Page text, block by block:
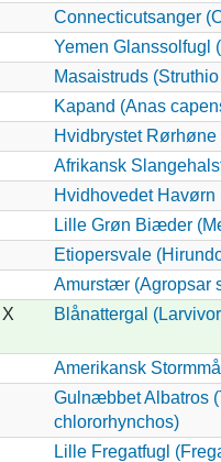
Connecticutsanger
Yemen Glanssolfugl
Masaistruds
Kapand (Anas
Hvidbrystet
Afrikansk
Hvidhovedet
Lille Grøn Biæder
Etiopersvale
Amurstær (Agropsar
X Blånattergal
Amerikansk
Gulnæbbet Albatros
chlororhynchos)
Lille Fregatfugl